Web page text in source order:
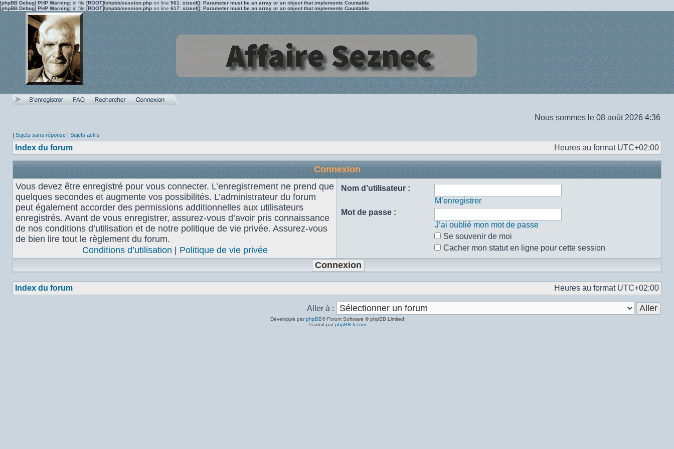
[phpBB Debug] PHP Warning: in file [ROOT]/phpbb/session.php on line 561 : sizeof(): Parameter must be an array or an object that implements Countable
[phpBB Debug] PHP Warning: in file [ROOT]/phpbb/session.php on line 617: sizeof(): Parameter must be an array or an object that implements Countable
Nous sommes le 08 août 2026 4:36
| Sujets sans réponse | Sujets actifs
Index du forum Heures au format UTC+02:00
Connexion
Vous devez être enregistré pour vous connecter. L’enregistrement ne prend que
quelques secondes et augmente vos possibilités. L’administrateur du forum
peut également accorder des permissions additionnelles aux utilisateurs
enregistrés. Avant de vous enregistrer, assurez-vous d’avoir pris connaissance
de nos conditions d’utilisation et de notre politique de vie privée. Assurez-vous
de bien lire tout le règlement du forum.
Conditions d’utilisation
Politique de vie privée
Nom d’utilisateur :
M’enregistrer
Mot de passe :
J’ai oublié mon mot de passe
Se souvenir de moi
Cacher mon statut en ligne pour cette session
Index du forum Heures au format UTC+02:00
Aller à :
Développé par phpBB® Forum Software © phpBB Limited
Traduit par phpBB-fr.com